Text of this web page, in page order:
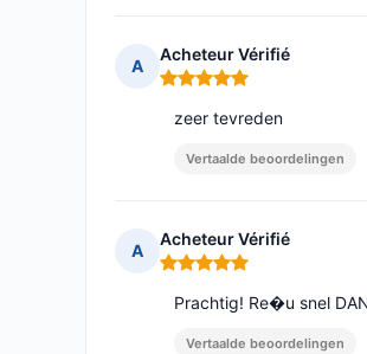
A
Acheteur Vérifié
Opmerking: 5 van 5
zeer tevreden
Vertaalde beoordelingen
A
Acheteur Vérifié
Opmerking: 5 van 5
Prachtig! Re�u snel
Vertaalde beoordelingen